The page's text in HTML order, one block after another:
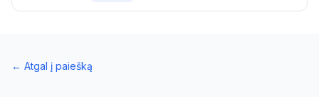
← Atgal į paiešką